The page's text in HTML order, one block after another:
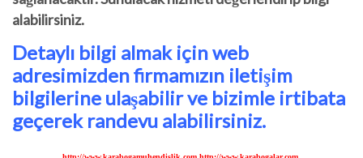
alabilirsiniz.
Detaylı bilgi almak için web
adresimizden firmamızın iletişim
bilgilerine ulaşabilir ve bizimle irtibata
geçerek randevu alabilirsiniz.